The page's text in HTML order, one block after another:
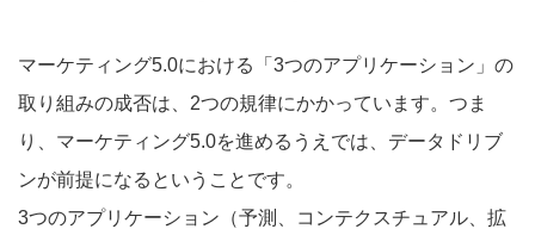
マーケティング5.0における「3つのアプリケーション」の
取り組みの成否は、2つの規律にかかっています。つま
り、マーケティング5.0を進めるうえでは、データドリブ
ンが前提になるということです。
3つのアプリケーション（予測、コンテクスチュアル、拡